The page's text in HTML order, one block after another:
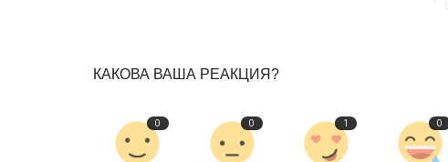
КАКОВА ВАША РЕАКЦИЯ?
0 0 1 0